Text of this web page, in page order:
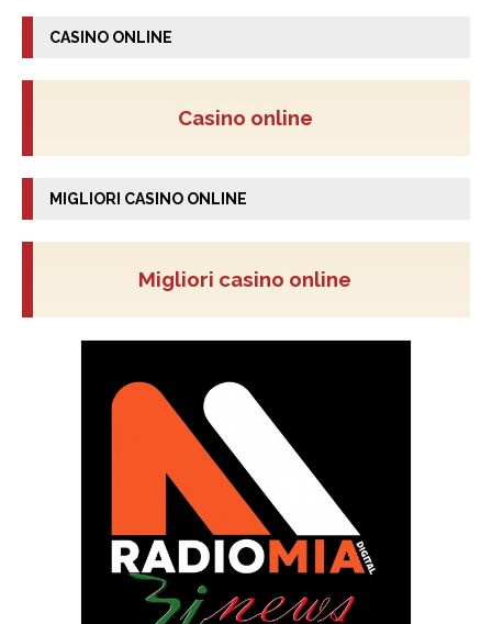
CASINO ONLINE
Casino online
MIGLIORI CASINO ONLINE
Migliori casino online